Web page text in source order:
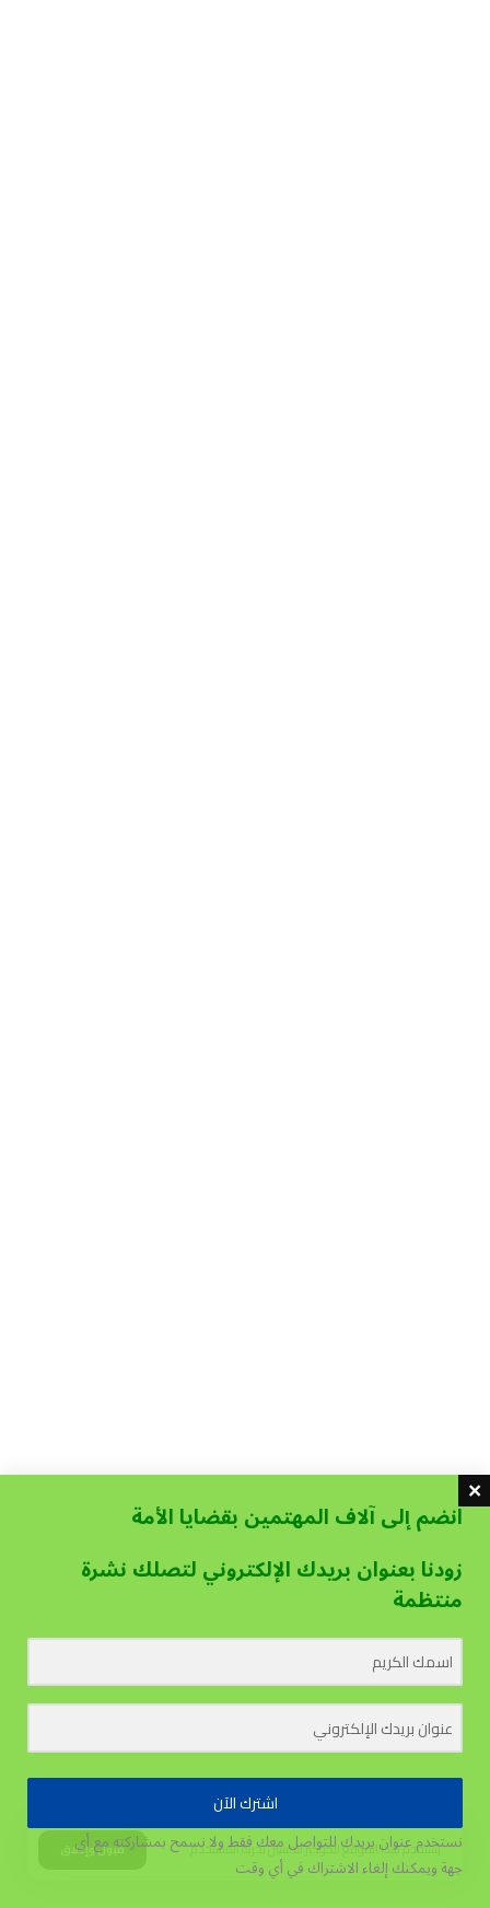
يستخدم هذا الموقع الكوكيز لتحسين تجربة المستخدم. قبول وإغلاق
انضم إلى آلاف المهتمين بقضايا الأمة
زودنا بعنوان بريدك الإلكتروني لتصلك نشرة
منتظمة
اشترك الآن
نستخدم عنوان بريدك للتواصل معك فقط ولا نسمح بمشاركته مع أي
جهةويمكنك إلغاء الاشتراك في أي وقت